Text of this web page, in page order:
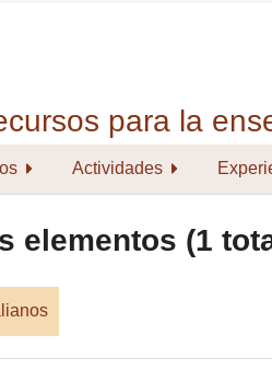
Actividades
elementos (1